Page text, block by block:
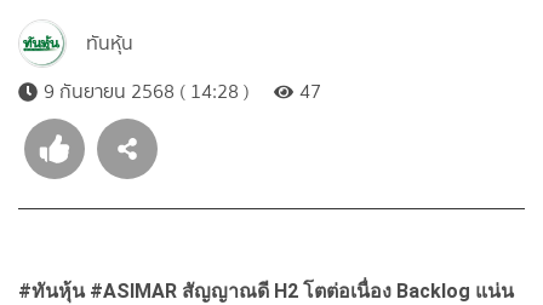
ทันหุ้น
9 กันยายน 2568 ( 14:28 )
47
#ทันหุ้น #ASIMAR สัญญาณดี H2 โตต่อเนื่อง Backlog แน่น